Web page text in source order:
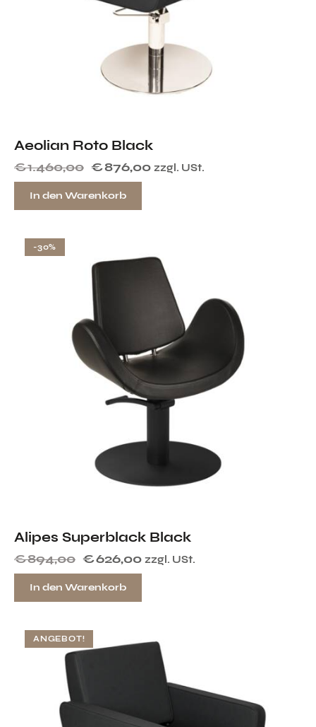
Aeolian Roto Black
€1.460,00 €876,00 zzgl. USt.
In den Warenkorb
-30%
Alipes Superblack Black
€894,00 €626,00 zzgl. USt.
In den Warenkorb
ANGEBOT!